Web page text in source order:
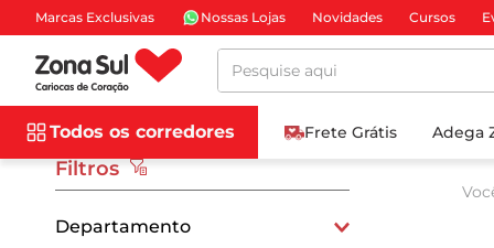
Marcas Exclusivas Nossas Lojas Novidades Cursos
Pesquise aqui
Todos os corredores Frete Grátis Adega
Filtros
Departamento